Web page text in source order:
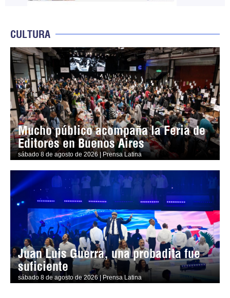
CULTURA
Mucho público acompaña la Feria de
Editores en Buenos Aires
sábado 8 de agosto de 2026 | Prensa Latina
Juan Luis Guerra, una probadita fue
suficiente
sábado 8 de agosto de 2026 | Prensa Latina